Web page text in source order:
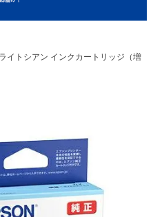
イトシアン インクカートリッジ（増